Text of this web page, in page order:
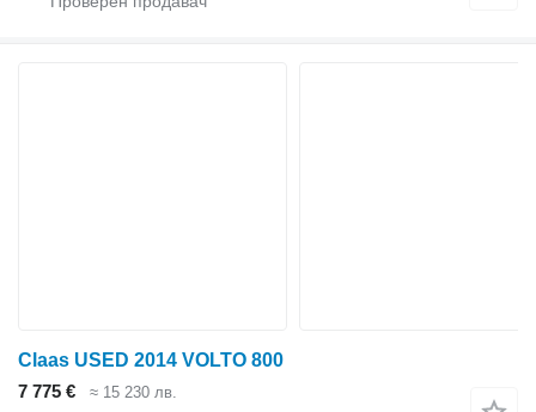
Claas USED 2014 VOLTO 800
7 775 €
≈ 15 230 лв.